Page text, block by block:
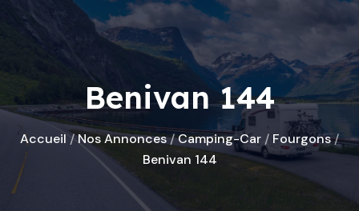
Benivan 144
Accueil /Nos Annonces/Camping-Car / Fourgons/
Benivan 144